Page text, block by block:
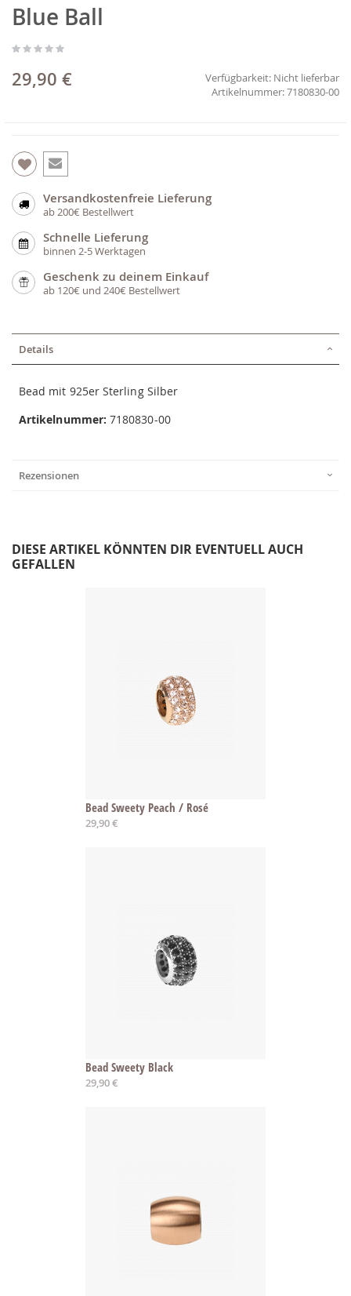
Anfang
der
springen
Blue Ball
29,90 € Verfügbarkeit: Nicht lieferbar
7180830-00
Versandkostenfreie Lieferung
ab 200€ Bestellwert
Schnelle Lieferung
binnen 2-5 Werktagen
Geschenk zu deinem Einkauf
ab 120€ und 240€ Bestellwert
Details
Bead mit 925er Sterling Silber
Artikelnummer: 7180830-00
Rezensionen
DIESE ARTIKEL KÖNNTEN DIR EVENTUELL AUCH
GEFALLEN
Bead Sweety Peach / Rosé
29,90 €
Bead Sweety Black
29,90 €